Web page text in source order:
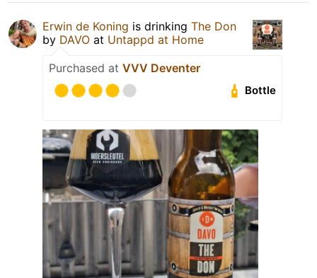
Erwin de Koning is drinking The Don
by DAVO at Untappd at Home
Purchased at VVV Deventer
Bottle